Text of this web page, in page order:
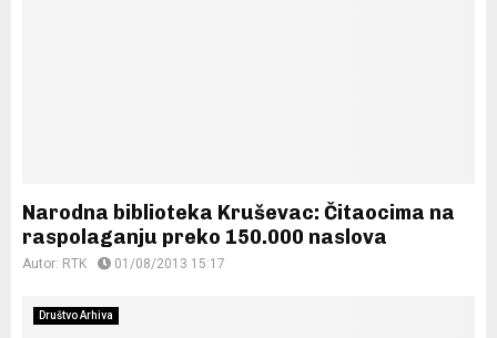
Narodna biblioteka Kruševac: Čitaocima na
raspolaganju preko 150.000 naslova
Autor: RTK 01/08/2013 15:17
Društvo Arhiva